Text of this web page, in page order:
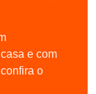
e com
o